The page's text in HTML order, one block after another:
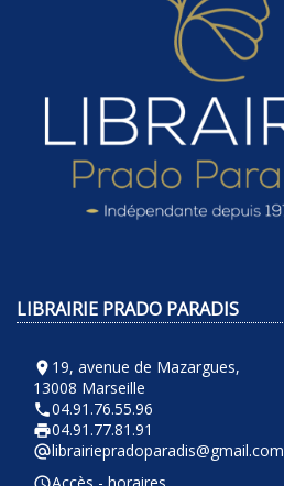
LIBRAIRIE PRADO PARADIS
room 19, avenue de Mazargues,
13008 Marseille
phone04.91.76.55.96
local_printshop04.91.77.81.91
alternate_emaillibrairiepradoparadis@gmail.com